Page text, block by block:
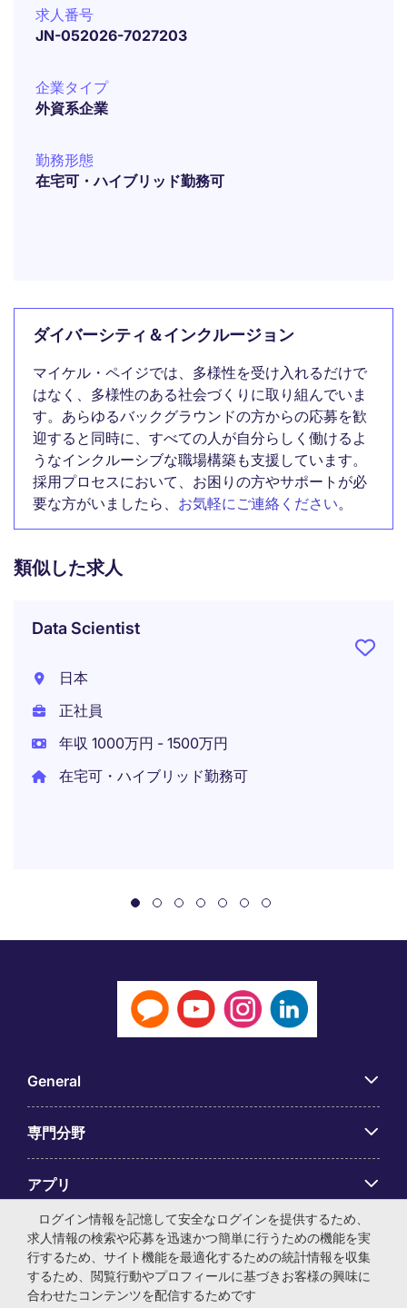
求人番号
JN-052026-7027203
企業タイプ
外資系企業
勤務形態
在宅可・ハイブリッド勤務可
ダイバーシティ＆インクルージョン
マイケル・ペイジでは、多様性を受け入れるだけで
はなく、多様性のある社会づくりに取り組んでいま
す。あらゆるバックグラウンドの方からの応募を歓
迎すると同時に、すべての人が自分らしく働けるよ
うなインクルーシブな職場構築も支援しています。
採用プロセスにおいて、お困りの方やサポートが必
要な方がいましたら、 お気軽にご連絡ください。
類似した求人
Data Scientist
日本
正社員
年収 1000万円 - 1500万円
在宅可・ハイブリッド勤務可
General
専門分野
アプリ
Employer Centre
ログイン情報を記憶して安全なログインを提供するため、
求人情報の検索や応募を迅速かつ簡単に行うための機能を実
行するため、サイト機能を最適化するための統計情報を収集
するため、閲覧行動やプロフィールに基づきお客様の興味に
合わせたコンテンツを配信するためです